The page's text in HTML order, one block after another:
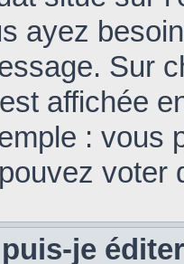
ayez
Sur
affichée
: vous
voter
je